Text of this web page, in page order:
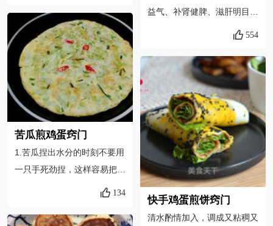
勺淀粉或者加一点牛奶，这样
鸡蛋出来的时候口感会比较鲜
嫩。1、做法超级简单2、不
用任何其它调料3、吃起来又
臭又香，至于这又臭又香到底
啥味，只有自己亲身体会才能
知道吧？
苦瓜煎鸡蛋窍门
1.苦瓜捏出水分的时刻不要用
一只手死劲捏，这样容易把苦
瓜捏碎要两手合十，使劲呀，
蛋的过程中锅要不停换位。因
134
益气、补肾健脾、滋肝明目的
功效，对治疗痢疾、中暑发
一定的功效。2、苦瓜性寒，
因此脾胃虚寒者不宜多食和生
食苦瓜，否则容易出现胃脘不
适、腹胀腹痛，甚至呕吐、腹
泻等症状。
554
快手鸡蛋煎饼窍门
清水酌情加入，调成又粘稠又